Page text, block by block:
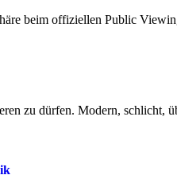
beim offiziellen Public
zu dürfen. Modern, schlicht,